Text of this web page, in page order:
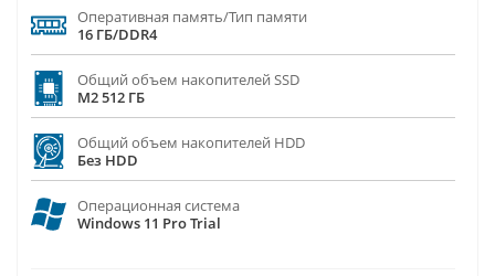
Оперативная память/Тип памяти
16 ГБ/DDR4
Общий объем накопителей SSD
M2 512 ГБ
Общий объем накопителей HDD
Без HDD
Операционная система
Windows 11 Pro Trial